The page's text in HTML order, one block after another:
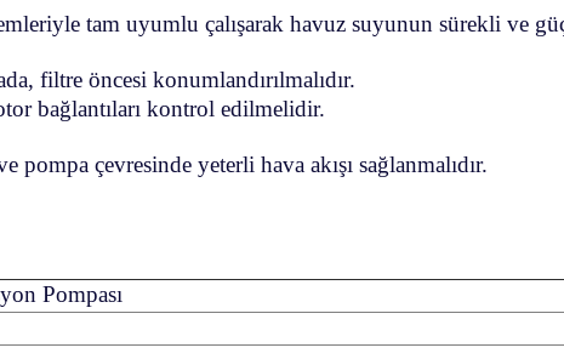
tam uyumlu çalışarak havuz suyunun sürekli ve
filtre öncesi konumlandırılmalıdır.
bağlantıları kontrol edilmelidir.
çevresinde yeterli hava akışı sağlanmalıdır.
Pompası